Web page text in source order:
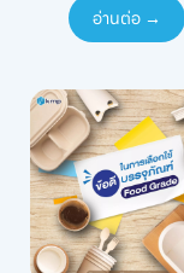
อ่านต่อ →